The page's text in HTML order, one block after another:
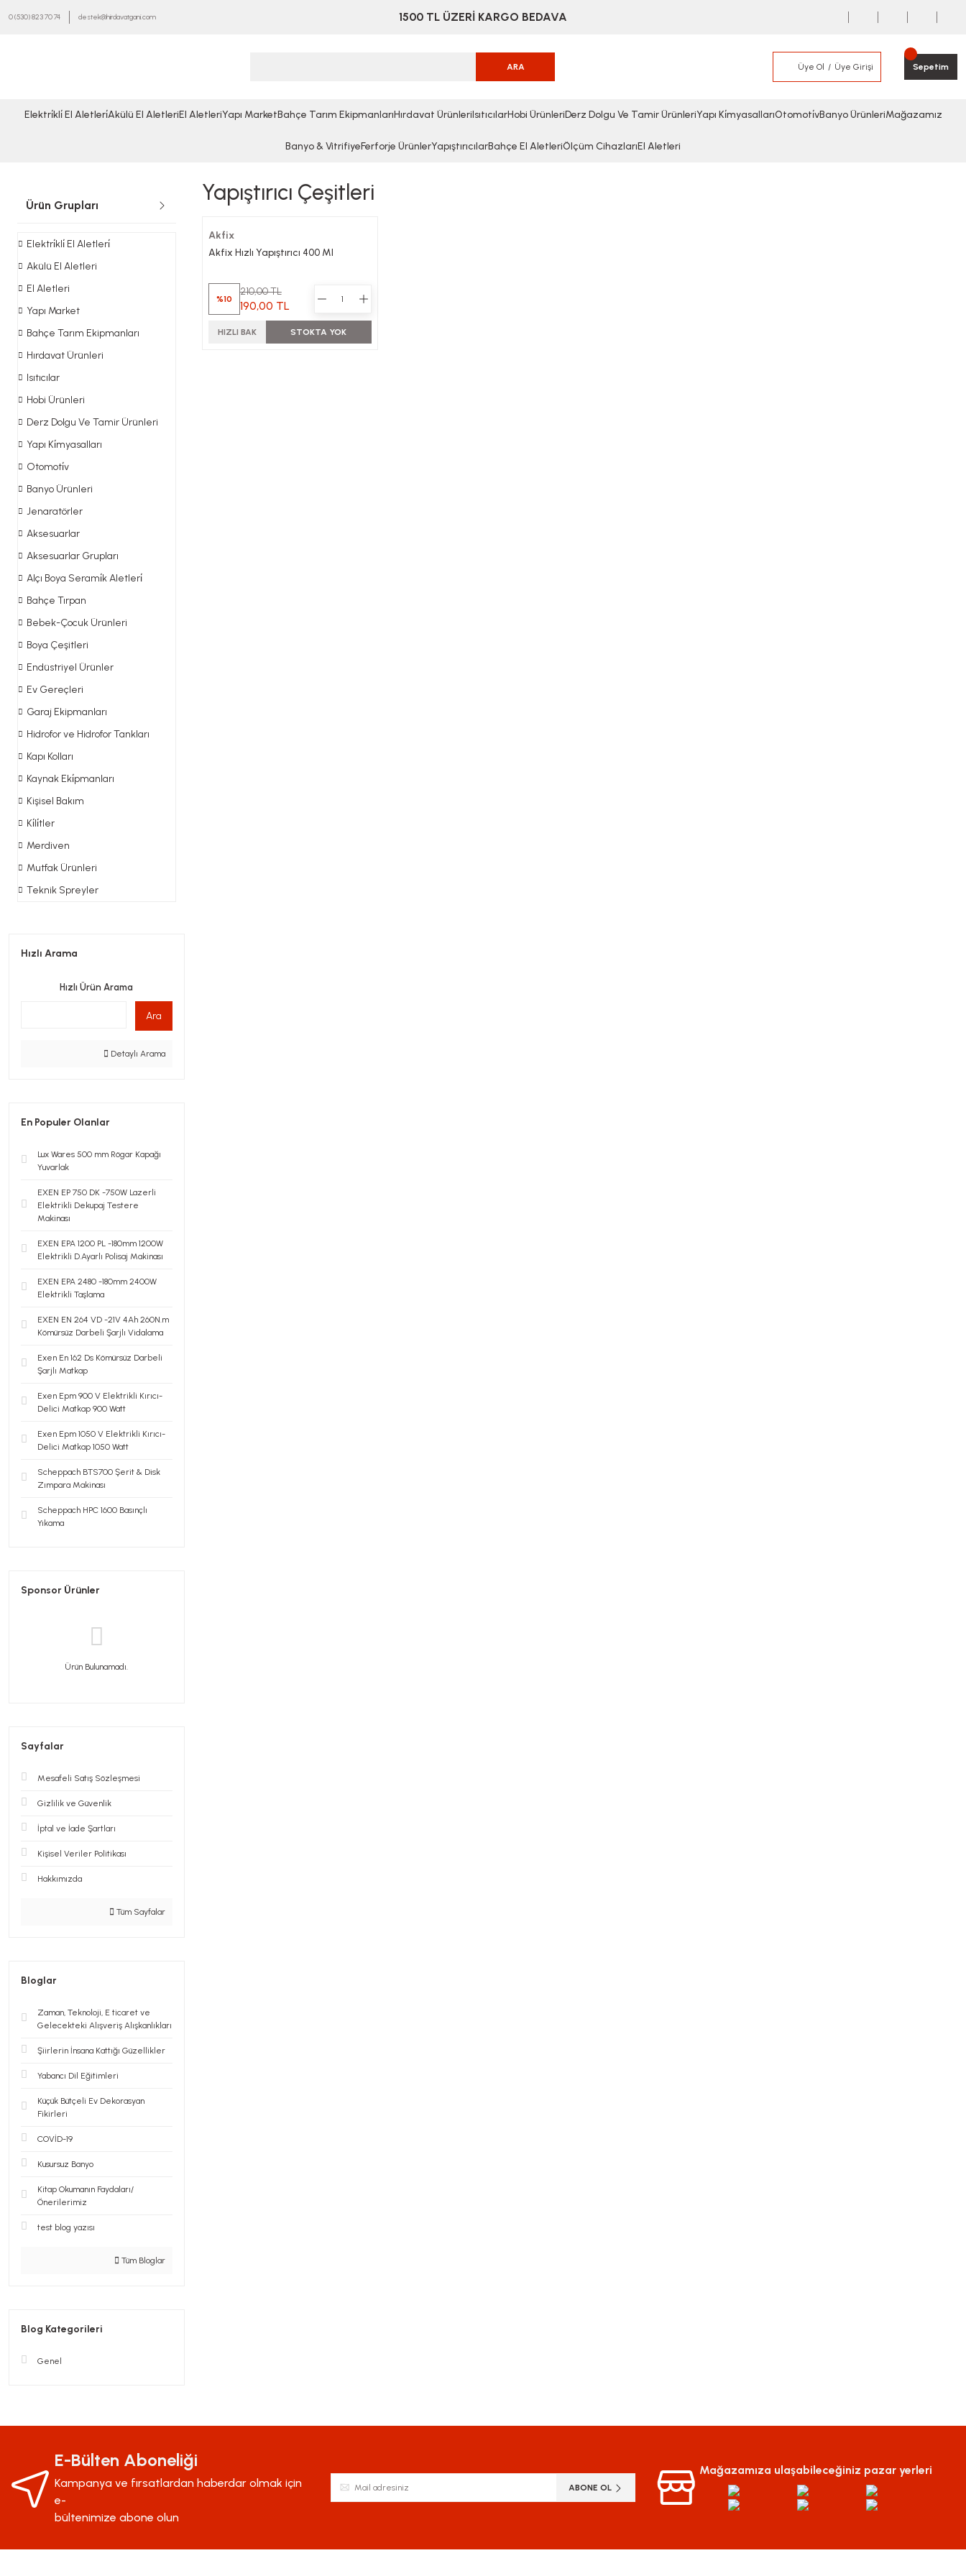
0 (530) 823 70 74 destek@hirdavatgani.com 1500 TL ÜZERİ KARGO BEDAVA
ARA Üye Ol Üye Girişi Sepetim
Elektri̇kli̇ El Aletleri̇Akülü El AletleriEl AletleriYapı MarketBahçe Tarım EkipmanlarıHırdavat ÜrünleriIsıtıcılarHobi ÜrünleriDerz Dolgu Ve Tamir ÜrünleriYapı Ki̇myasallarıOtomoti̇vBanyo ÜrünleriMağazamız
Banyo & VitrifiyeFerforje ÜrünlerYapıştırıcılarBahçe El AletleriÖlçüm CihazlarıEl Aletleri
Ürün Grupları
Elektri̇kli̇ El Aletleri̇
Akülü El Aletleri
El Aletleri
Yapı Market
Bahçe Tarım Ekipmanları
Hırdavat Ürünleri
Isıtıcılar
Hobi Ürünleri
Derz Dolgu Ve Tamir Ürünleri
Yapı Ki̇myasalları
Otomoti̇v
Banyo Ürünleri
Jenaratörler
Aksesuarlar
Aksesuarlar Grupları
Alçı Boya Serami̇k Aletleri̇
Bahçe Tırpan
Bebek-Çocuk Ürünleri
Boya Çeşitleri
Endüstriyel Ürünler
Ev Gereçleri
Garaj Ekipmanları
Hidrofor ve Hidrofor Tankları
Kapı Kolları
Kaynak Eki̇pmanları
Kişisel Bakım
Ki̇li̇tler
Merdiven
Mutfak Ürünleri
Teknik Spreyler
Hızlı Arama
Hızlı Ürün Arama
Ara
Detaylı Arama
En Populer Olanlar
Lux Wares 500 mm Rögar Kapağı
Yuvarlak
EXEN EP 750 DK -750W Lazerli
Elektrikli Dekupaj Testere
Makinası
EXEN EPA 1200 PL -180mm 1200W
Elektrikli D.Ayarlı Polisaj Makinası
EXEN EPA 2480 -180mm 2400W
Elektrikli Taşlama
EXEN EN 264 VD -21V 4Ah 260N.m
Kömürsüz Darbeli Şarjlı Vidalama
Exen En 162 Ds Kömürsüz Darbeli
Şarjlı Matkap
Exen Epm 900 V Elektrikli Kırıcı-
Delici Matkap 900 Watt
Exen Epm 1050 V Elektrikli Kırıcı-
Delici Matkap 1050 Watt
Scheppach BTS700 Şerit & Disk
Zımpara Makinası
Scheppach HPC 1600 Basınçlı
Yıkama
Sponsor Ürünler
Ürün Bulunamadı.
Sayfalar
Mesafeli Satış Sözleşmesi
Gizlilik ve Güvenlik
İptal ve İade Şartları
Kişisel Veriler Politikası
Hakkımızda
Tüm Sayfalar
Bloglar
Zaman, Teknoloji, E ticaret ve
Gelecekteki Alışveriş Alışkanlıkları
Şiirlerin İnsana Kattığı Güzellikler
Yabancı Dil Eğitimleri
Küçük Bütçeli Ev Dekorasyan
Fikirleri
COVİD-19
Kusursuz Banyo
Kitap Okumanın Faydaları/
Önerilerimiz
test blog yazısı
Tüm Bloglar
Blog Kategorileri
Genel
Yapıştırıcı Çeşitleri
Akfix
Akfix Hızlı Yapıştırıcı 400 Ml
%10
210,00 TL
190,00 TL
HIZLI BAK STOKTA YOK
E-Bülten Aboneliği
Kampanya ve fırsatlardan haberdar olmak için
e-
bültenimize abone olun
ABONE OL
Mağazamıza ulaşabileceğiniz pazar yerleri